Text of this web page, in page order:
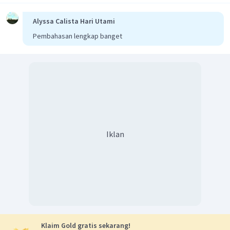
Alyssa Calista Hari Utami
Pembahasan lengkap banget
Iklan
Klaim Gold gratis sekarang!